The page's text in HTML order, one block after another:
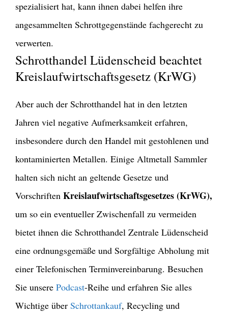
spezialisiert hat, kann ihnen dabei helfen ihre
angesammelten Schrottgegenstände fachgerecht zu
verwerten.
Schrotthandel Lüdenscheid beachtet
Kreislaufwirtschaftsgesetz (KrWG)
Aber auch der Schrotthandel hat in den letzten
Jahren viel negative Aufmerksamkeit erfahren,
insbesondere durch den Handel mit gestohlenen und
kontaminierten Metallen. Einige Altmetall Sammler
halten sich nicht an geltende Gesetze und
Vorschriften Kreislaufwirtschaftsgesetzes(KrWG),
um so ein eventueller Zwischenfall zu vermeiden
bietet ihnen die Schrotthandel Zentrale Lüdenscheid
eine ordnungsgemäße und Sorgfältige Abholung mit
einer Telefonischen Terminvereinbarung. Besuchen
Sie unsere Podcast-Reihe und erfahren Sie alles
Wichtige über Schrottankauf, Recycling und